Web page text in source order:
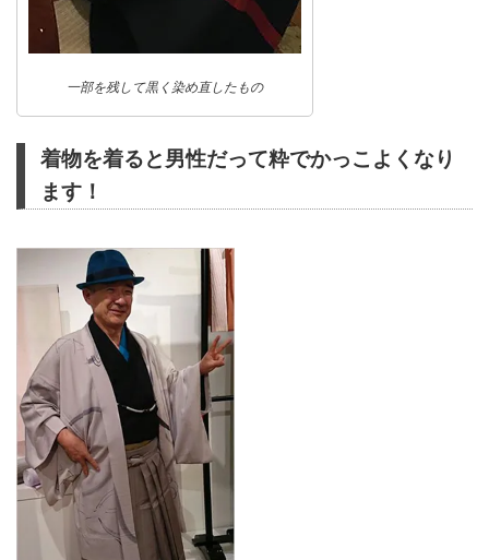
一部を残して黒く染め直したもの
着物を着ると男性だって粋でかっこよくなり
ます！